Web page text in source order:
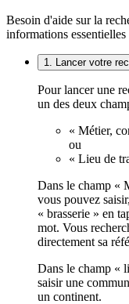
Besoin d'aide sur la
informations
1. Lancer votre
Pour lancer une
un des deux
« Métier,
ou
« Lieu de
Dans le champ «
vous pouvez
« brasserie » en
mot. Vous
directement sa
Dans le champ «
saisir une
un continent.